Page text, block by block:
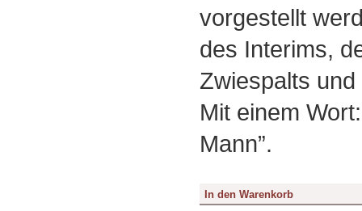
vorgestellt
des Interims,
Zwiespalts
Mit einem
Mann”.